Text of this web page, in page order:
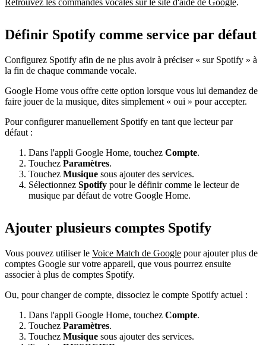
Retrouvez les commandes vocales sur le site d'aide de Google.
Définir Spotify comme service par défaut
Configurez Spotify afin de ne plus avoir à préciser « sur Spotify » à
la fin de chaque commande vocale.
Google Home vous offre cette option lorsque vous lui demandez de
faire jouer de la musique, dites simplement « oui » pour accepter.
Pour configurer manuellement Spotify en tant que lecteur par
défaut :
Dans l'appli Google Home, touchez Compte.
Touchez Paramètres.
Touchez Musique sous ajouter des services.
Sélectionnez Spotify pour le définir comme le lecteur de
musique par défaut de votre Google Home.
Ajouter plusieurs comptes Spotify
Vous pouvez utiliser le Voice Match de Google pour ajouter plus de
comptes Google sur votre appareil, que vous pourrez ensuite
associer à plus de comptes Spotify.
Ou, pour changer de compte, dissociez le compte Spotify actuel :
Dans l'appli Google Home, touchez Compte.
Touchez Paramètres.
Touchez Musique sous ajouter des services.